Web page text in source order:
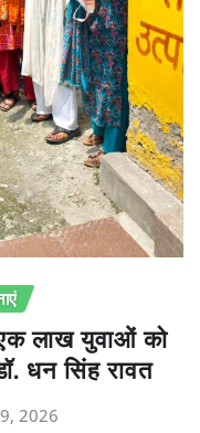
लाख युवाओं को
धन सिंह रावत
2026